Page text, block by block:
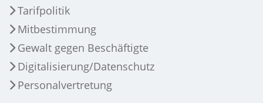
Tarifpolitik
Mitbestimmung
Gewalt gegen Beschäftigte
Digitalisierung/Datenschutz
Personalvertretung